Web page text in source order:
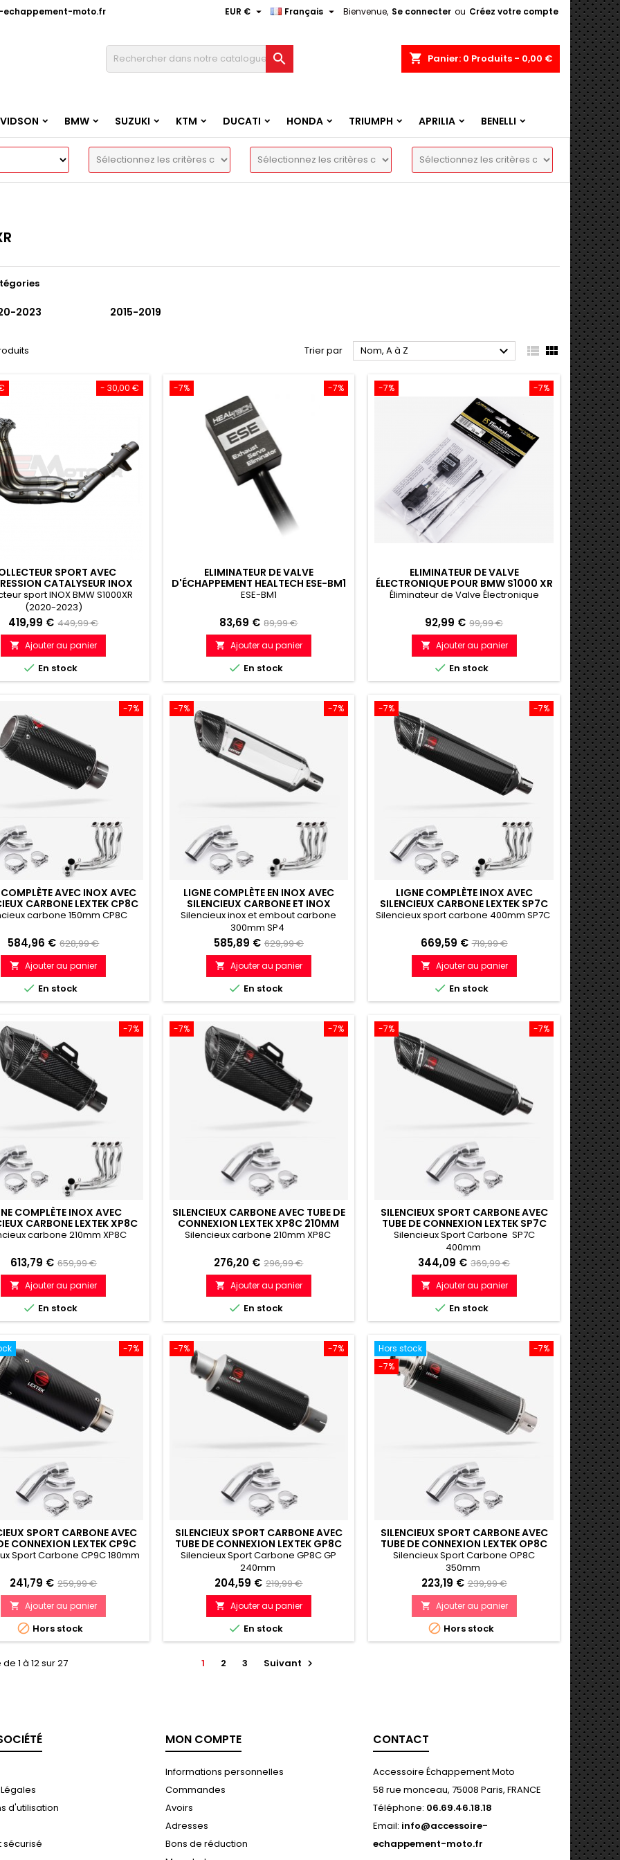
echappement-moto.fr Bienvenue, Se connecter ou Créez votre compte
Français 
EUR € 
 shopping_cart Panier: 0 Produits - 0,00 €
BMW SUZUKI KTM DUCATI HONDA TRIUMPH APRILIA BENELLI
2023 2015-2019
Trier par Nom, A à Z   
- 30,00 €
SPORT AVEC
CATALYSEUR INOX
S1000XR (2020-2023)
sport INOX BMW S1000XR
(2020-2023)
Prix
419,99 € Prix
de
référence
449,99 €
 Ajouter au panier
 En stock
-7%
-7%
ELIMINATEUR DE VALVE
D'ÉCHAPPEMENT HEALTECH ESE-BM1
ESE-BM1
Prix
83,69 € Prix
de
référence
89,99 €
 Ajouter au panier
 En stock
-7%
-7%
ELIMINATEUR DE VALVE
ÉLECTRONIQUE POUR BMW S1000 XR
2020-2023
Éliminateur de Valve Électronique
Prix
92,99 € Prix
de
référence
99,99 €
 Ajouter au panier
 En stock
-7%
AVEC INOX AVEC
CARBONE LEXTEK CP8C
BMW S1000XR (15-19)
carbone 150mm CP8C
Prix
584,96 € Prix
de
référence
628,99 €
 Ajouter au panier
 En stock
-7%
-7%
LIGNE COMPLÈTE EN INOX AVEC
SILENCIEUX CARBONE ET INOX
LEXTEK SP4 300MM BMW S1000XR
(15-19)
Silencieux inox et embout carbone
300mm SP4
Prix
585,89 € Prix
de
référence
629,99 €
 Ajouter au panier
 En stock
-7%
-7%
LIGNE COMPLÈTE INOX AVEC
SILENCIEUX CARBONE LEXTEK SP7C
400MM BMW S1000XR (15-19)
Silencieux sport carbone 400mm SP7C
Prix
669,59 € Prix
de
référence
719,99 €
 Ajouter au panier
 En stock
-7%
COMPLÈTE INOX AVEC
CARBONE LEXTEK XP8C
BMW S1000XR (15-19)
carbone 210mm XP8C
Prix
613,79 € Prix
de
référence
659,99 €
 Ajouter au panier
 En stock
-7%
-7%
SILENCIEUX CARBONE AVEC TUBE DE
CONNEXION LEXTEK XP8C 210MM
BMW S1000 XR (15-19)
Silencieux carbone 210mm XP8C
Prix
276,20 € Prix
de
référence
296,99 €
 Ajouter au panier
 En stock
-7%
-7%
SILENCIEUX SPORT CARBONE AVEC
TUBE DE CONNEXION LEXTEK SP7C
400MM BMW S1000 XR (15-19)
Silencieux Sport Carbone SP7C
400mm
Prix
344,09 € Prix
de
référence
369,99 €
 Ajouter au panier
 En stock
-7%
SPORT CARBONE AVEC
CONNEXION LEXTEK CP9C
BMW S1000 XR (15-19)
Sport Carbone CP9C 180mm
Prix
241,79 € Prix
référence
259,99 €
 Ajouter au panier
 Hors stock
-7%
-7%
SILENCIEUX SPORT CARBONE AVEC
TUBE DE CONNEXION LEXTEK GP8C
GP 240MM BMW S1000 XR (15-19)
Silencieux Sport Carbone GP8C GP
240mm
Prix
204,59 € Prix
de
référence
219,99 €
 Ajouter au panier
 En stock
-7%
Hors stock
-7%
SILENCIEUX SPORT CARBONE AVEC
TUBE DE CONNEXION LEXTEK OP8C
350MM BMW S1000 XR (15-19)
Silencieux Sport Carbone OP8C
350mm
Prix
223,19 € Prix
référence
239,99 €
 Ajouter au panier
 Hors stock
1 à 12 sur 27
1 2 3 Suivant 
d'utilisation
sécurisé
MON COMPTE
Informations personnelles
Commandes
Avoirs
Adresses
Bons de réduction
CONTACT
Accessoire Échappement Moto
58 rue monceau, 75008 Paris, FRANCE
Téléphone: 06.69.46.18.18
Email: info@accessoire-
echappement-moto.fr